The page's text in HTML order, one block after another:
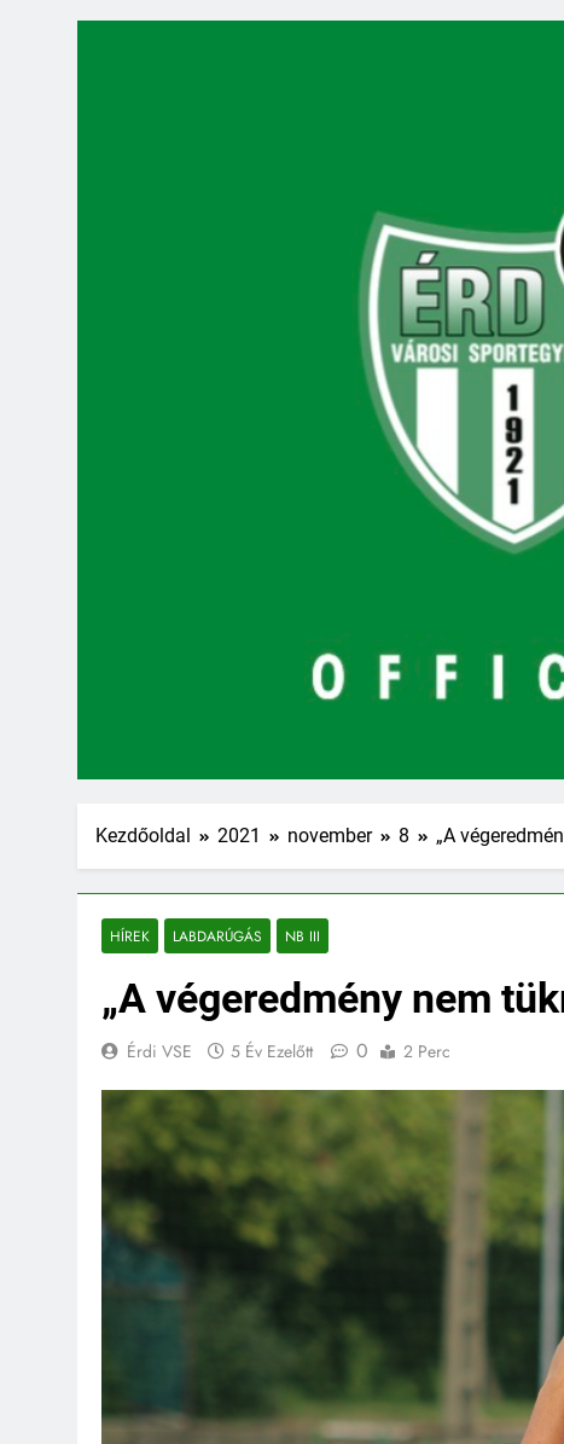
Kezdőoldal 2021 november 8 „A
HÍREK LABDARÚGÁS NB III
„A végeredmény nem
Érdi VSE 5 Év Ezelőtt 0 2 Perc